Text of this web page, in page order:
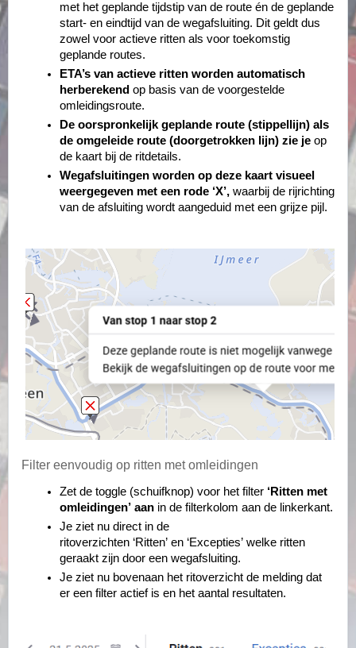
met het geplande tijdstip van de route én de geplande
start- en eindtijd van de wegafsluiting. Dit geldt dus
zowel voor actieve ritten als voor toekomstig
geplande routes.
ETA’s van actieve ritten worden automatisch
herberekend op basis van de voorgestelde
omleidingsroute.
De oorspronkelijk geplande route (stippellijn) als
de omgeleide route (doorgetrokken lijn) zie je op
de kaart bij de ritdetails.
Wegafsluitingen worden op deze kaart visueel
weergegeven met een rode ‘X’, waarbij de rijrichting
van de afsluiting wordt aangeduid met een grijze pijl.
Filter eenvoudig op ritten met omleidingen
Zet de toggle (schuifknop) voor het filter ‘Ritten met
omleidingen’ aan in de filterkolom aan de linkerkant.
Je ziet nu direct in de
ritoverzichten ‘Ritten’ en ‘Excepties’ welke ritten
geraakt zijn door een wegafsluiting.
Je ziet nu bovenaan het ritoverzicht de melding dat
er een filter actief is en het aantal resultaten.